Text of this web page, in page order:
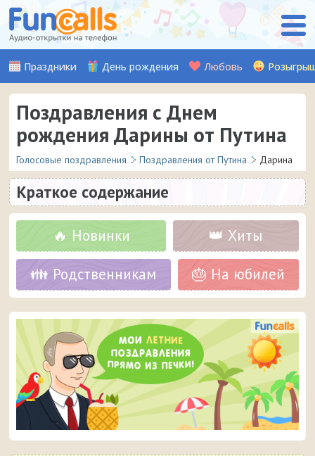
Праздники День рождения Любовь
Поздравления с Днем
рождения Дарины от Путина
Голосовые поздравления Поздравления от Путина Дарина
Краткое содержание
🔥 Новинки 👑 Хиты
👪 Родственникам 🎂 На юбилей